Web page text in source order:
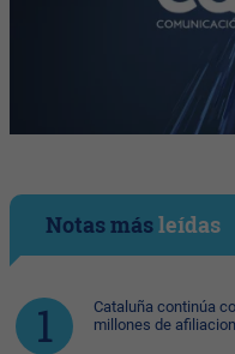
Notas másleídas
Cataluña continúa
millones de